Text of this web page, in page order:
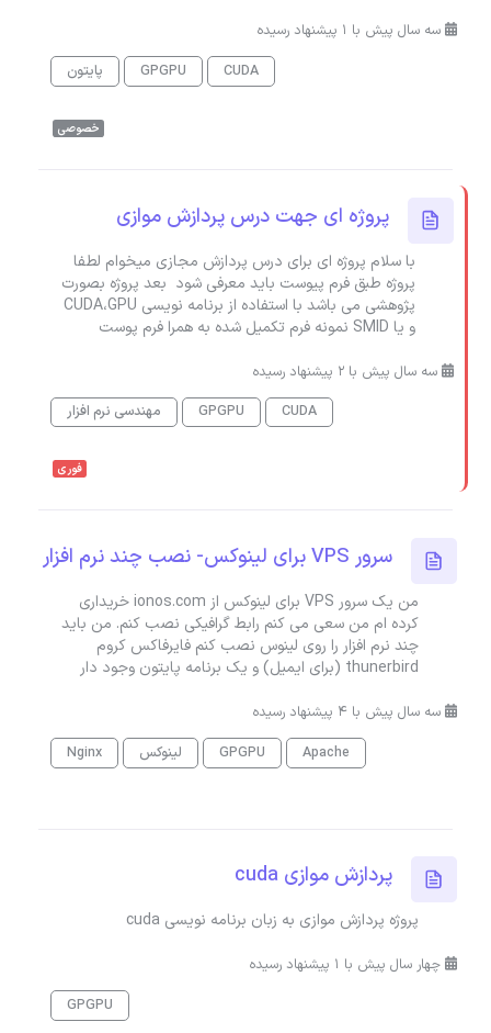
سه سال پیش با 1 پیشنهاد رسیده
CUDA
GPGPU پایتون
خصوصی
پروژه ای جهت درس پردازش موازی
با سلام پروژه ای برای درس پردازش مجازی میخوام لطفا
پروژه طبق فرم پیوست باید معرفی شود بعد پروژه بصورت
پژوهشی می باشد با استفاده از برنامه نویسی CUDA،GPU
و یا SMID نمونه فرم تکمیل شده به همرا فرم پوست
سه سال پیش با 2 پیشنهاد رسیده
CUDA
GPGPU مهندسی نرم افزار
فوری
سرور VPS برای لینوکس- نصب چند نرم افزار
من یک سرور VPS برای لینوکس از ionos.com خریداری
کرده ام من سعی می کنم رابط گرافیکی نصب کنم. من باید
چند نرم افزار را روی لینوس نصب کنم فایرفاکس کروم
thunerbird (برای ایمیل) و یک برنامه پایتون وجود دار
سه سال پیش با 4 پیشنهاد رسیده
Apache
GPGPU لینوکس Nginx
پردازش موازی cuda
پروژه پردازش موازی به زبان برنامه نویسی cuda
چهار سال پیش با 1 پیشنهاد رسیده
GPGPU